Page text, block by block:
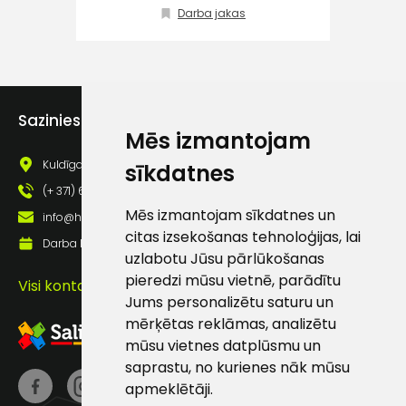
Mēs izmantojam
sīkdatnes
Mēs izmantojam sīkdatnes un
citas izsekošanas tehnoloģijas, lai
uzlabotu Jūsu pārlūkošanas
pieredzi mūsu vietnē, parādītu
Jums personalizētu saturu un
mērķētas reklāmas, analizētu
mūsu vietnes datplūsmu un
saprastu, no kurienes nāk mūsu
apmeklētāji.
Darba jakas
Sazinies ar mums
Kuldīgas iela 69a, Saldus, Saldus nov., LV - 3801
(+ 371) 63 881 186
info@hards.lv
Darba laiks: Darbadienās: 8:00 - 17:00
Visi kontakti
(+371) 63 881